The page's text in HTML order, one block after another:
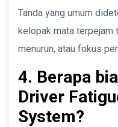
Tanda yang umum
kelopak mata terpejam
menurun, atau fokus
4. Berapa
Driver
System?